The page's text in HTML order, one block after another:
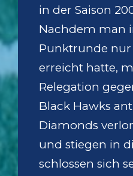
in der Saison
Nachdem man
Punktrunde nur
erreicht hatte,
Relegation
Black Hawks
Diamonds
und stiegen in
schlossen sich